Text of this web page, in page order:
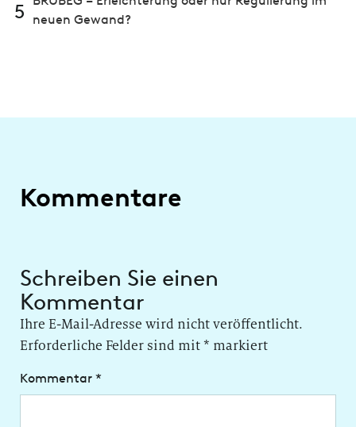
5
neuen Gewand?
Kommentare
Schreiben Sie einen
Kommentar
Ihre E-Mail-Adresse wird nicht veröffentlicht.
Erforderliche Felder sind mit* markiert
Kommentar *